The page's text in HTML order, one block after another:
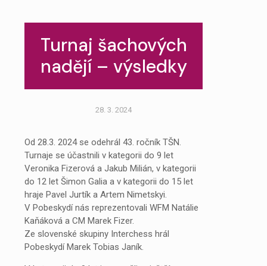
Turnaj šachových
nadějí – výsledky
28. 3. 2024
Od 28.3. 2024 se odehrál 43. ročník TŠN.
Turnaje se účastnili v kategorii do 9 let
Veronika Fizerová a Jakub Milián, v kategorii
do 12 let Šimon Galia a v kategorii do 15 let
hraje Pavel Jurtík a Artem Nimetskyi.
V Pobeskydí nás reprezentovali WFM Natálie
Kaňáková a CM Marek Fizer.
Ze slovenské skupiny Interchess hrál
Pobeskydí Marek Tobias Janík.